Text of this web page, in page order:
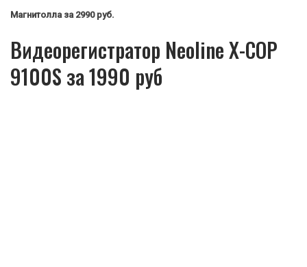
Магнитолла за 2990 руб.
Видеорегистратор Neoline X-COP
9100S за 1990 руб